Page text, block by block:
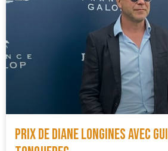
Prix de Diane Longines avec